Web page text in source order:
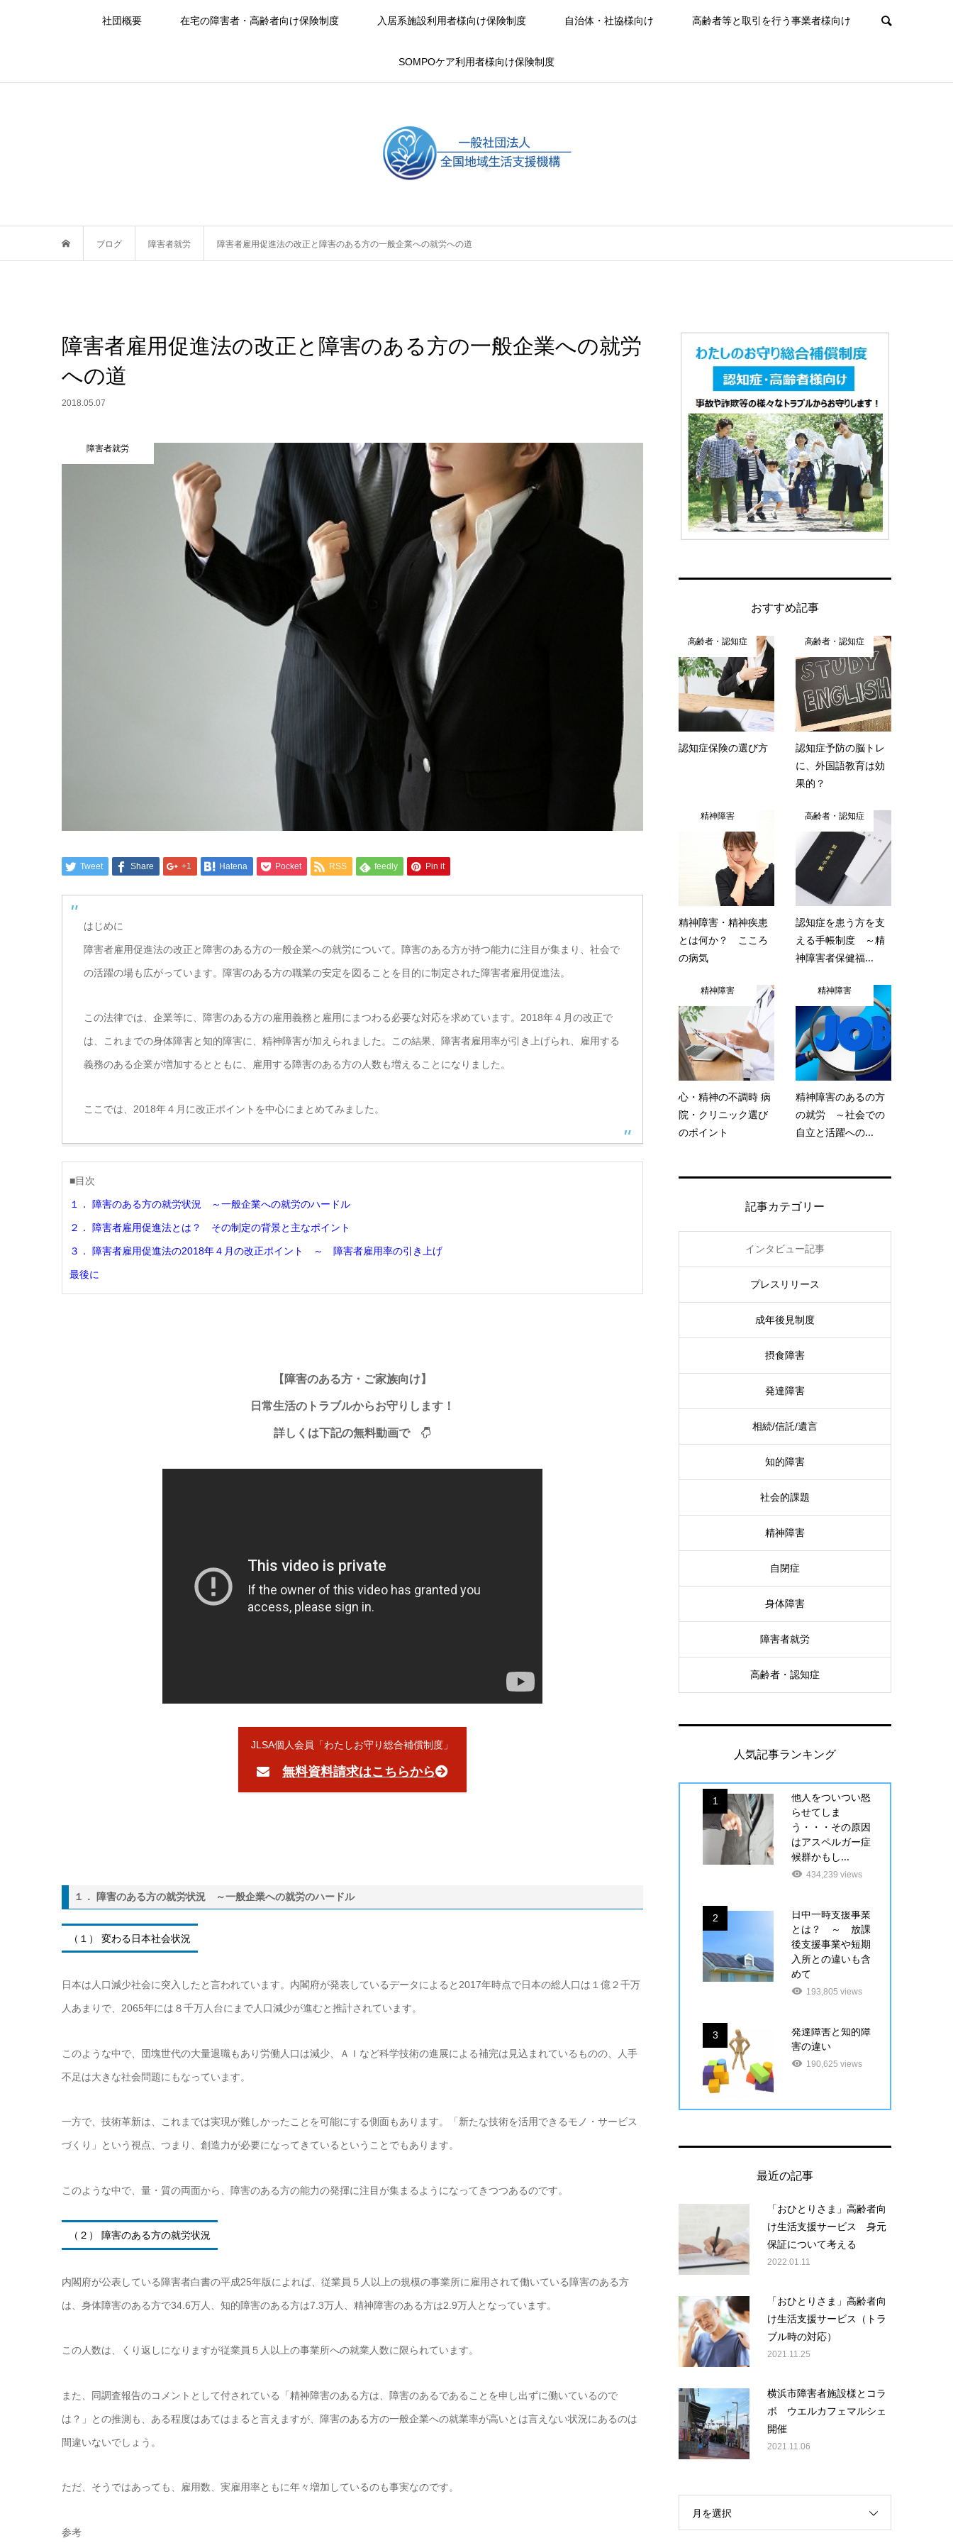
社団概要 在宅の障害者・高齢者向け保険制度 入居系施設利用者様向け保険制度 自治体・社協様向け 高齢者等と取引を行う事業者様向け
SOMPOケア利用者様向け保険制度
ブログ 障害者就労 障害者雇用促進法の改正と障害のある方の一般企業への就労への道
障害者雇用促進法の改正と障害のある方の一般企業への就労
への道
2018.05.07
障害者就労
Tweet Share +1 Hatena Pocket RSS feedly Pin it
はじめに
障害者雇用促進法の改正と障害のある方の一般企業への就労について。障害のある方が持つ能力に注目が集まり、社会で
の活躍の場も広がっています。障害のある方の職業の安定を図ることを目的に制定された障害者雇用促進法。
この法律では、企業等に、障害のある方の雇用義務と雇用にまつわる必要な対応を求めています。2018年４月の改正で
は、これまでの身体障害と知的障害に、精神障害が加えられました。この結果、障害者雇用率が引き上げられ、雇用する
義務のある企業が増加するとともに、雇用する障害のある方の人数も増えることになりました。
ここでは、2018年４月に改正ポイントを中心にまとめてみました。
■目次
１． 障害のある方の就労状況 ～一般企業への就労のハードル
２． 障害者雇用促進法とは？ その制定の背景と主なポイント
３． 障害者雇用促進法の2018年４月の改正ポイント ～ 障害者雇用率の引き上げ
最後に
【障害のある方・ご家族向け】
日常生活のトラブルからお守りします！
詳しくは下記の無料動画で
JLSA個人会員「わたしお守り総合補償制度」
無料資料請求はこちらから
１． 障害のある方の就労状況 ～一般企業への就労のハードル
（１） 変わる日本社会状況
日本は人口減少社会に突入したと言われています。内閣府が発表しているデータによると2017年時点で日本の総人口は１億２千万
人あまりで、2065年には８千万人台にまで人口減少が進むと推計されています。
このような中で、団塊世代の大量退職もあり労働人口は減少、ＡＩなど科学技術の進展による補完は見込まれているものの、人手
不足は大きな社会問題にもなっています。
一方で、技術革新は、これまでは実現が難しかったことを可能にする側面もあります。「新たな技術を活用できるモノ・サービス
づくり」という視点、つまり、創造力が必要になってきているということでもあります。
このような中で、量・質の両面から、障害のある方の能力の発揮に注目が集まるようになってきつつあるのです。
（２） 障害のある方の就労状況
内閣府が公表している障害者白書の平成25年版によれば、従業員５人以上の規模の事業所に雇用されて働いている障害のある方
は、身体障害のある方で34.6万人、知的障害のある方は7.3万人、精神障害のある方は2.9万人となっています。
この人数は、くり返しになりますが従業員５人以上の事業所への就業人数に限られています。
また、同調査報告のコメントとして付されている「精神障害のある方は、障害のあるであることを申し出ずに働いているので
は？」との推測も、ある程度はあてはまると言えますが、障害のある方の一般企業への就業率が高いとは言えない状況にあるのは
間違いないでしょう。
ただ、そうではあっても、雇用数、実雇用率ともに年々増加しているのも事実なのです。
参考
おすすめ記事
高齢者・認知症
認知症保険の選び方
高齢者・認知症
認知症予防の脳トレ
に、外国語教育は効
果的？
精神障害
精神障害・精神疾患
とは何か？ こころ
の病気
高齢者・認知症
認知症を患う方を支
える手帳制度 ～精
神障害者保健福...
精神障害
心・精神の不調時 病
院・クリニック選び
のポイント
精神障害
精神障害のあるの方
の就労 ～社会での
自立と活躍への...
記事カテゴリー
インタビュー記事
プレスリリース
成年後見制度
摂食障害
発達障害
相続/信託/遺言
知的障害
社会的課題
精神障害
自閉症
身体障害
障害者就労
高齢者・認知症
人気記事ランキング
1
他人をついつい怒
らせてしま
う・・・その原因
はアスペルガー症
候群かもし...
434,239 views
2
日中一時支援事業
とは？ ～ 放課
後支援事業や短期
入所との違いも含
めて
193,805 views
3
発達障害と知的障
害の違い
190,625 views
最近の記事
「おひとりさま」高齢者向
け生活支援サービス 身元
保証について考える
2022.01.11
「おひとりさま」高齢者向
け生活支援サービス（トラ
ブル時の対応）
2021.11.25
横浜市障害者施設様とコラ
ボ ウエルカフェマルシェ
開催
2021.11.06
月を選択